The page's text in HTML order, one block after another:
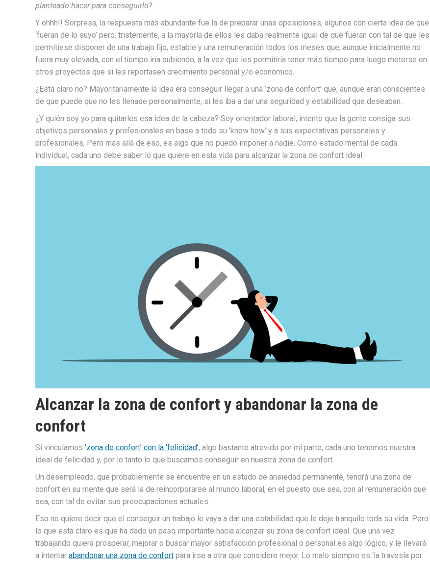
planteado hacer para conseguirlo?
Y ohhh!! Sorpresa, la respuesta más abundante fue la de preparar unas oposiciones, algunos con cierta idea de que
‘fueran de lo suyo’ pero, tristemente, a la mayoría de ellos les daba realmente igual de que fueran con tal de que les
permitiese disponer de una trabajo fijo, estable y una remuneración todos los meses que, aunque inicialmente no
fuera muy elevada, con el tiempo iría subiendo, a la vez que les permitiría tener más tiempo para luego meterse en
otros proyectos que si les reportasen crecimiento personal y/o económico.
¿Está claro no? Mayoritariamente la idea era conseguir llegar a una ‘zona de confort’ que, aunque eran conscientes
de que puede que no les llenase personalmente, si les iba a dar una seguridad y estabilidad que deseaban.
¿Y quién soy yo para quitarles esa idea de la cabeza? Soy orientador laboral, intento que la gente consiga sus
objetivos personales y profesionales en base a todo su ‘know how’ y a sus expectativas personales y
profesionales, Pero más allá de eso, es algo que no puedo imponer a nadie. Como estado mental de cada
individual, cada uno debe saber lo que quiere en esta vida para alcanzar la zona de confort ideal.
Alcanzar la zona de confort y abandonar la zona de
confort
Si vinculamos ‘zona de confort’ con la ‘felicidad’, algo bastante atrevido por mi parte, cada uno tenemos nuestra
ideal de felicidad y, por lo tanto lo que buscamos conseguir en nuestra zona de confort.
Un desempleado, que probablemente se encuentre en un estado de ansiedad permanente, tendrá una zona de
confort en su mente que será la de reincorporarse al mundo laboral, en el puesto que sea, con al remuneración que
sea, con tal de evitar sus preocupaciones actuales.
Eso no quiere decir que el conseguir un trabajo le vaya a dar una estabilidad que le deje tranquilo toda su vida. Pero
lo que está claro es que ha dado un paso importante hacia alcanzar su zona de confort ideal. Que una vez
trabajando quiera prosperar, mejorar o buscar mayor satisfacción profesional o personal es algo lógico, y le llevará
a intentar abandonar una zona de confort para irse a otra que considere mejor. Lo malo siempre es ‘la travesía por